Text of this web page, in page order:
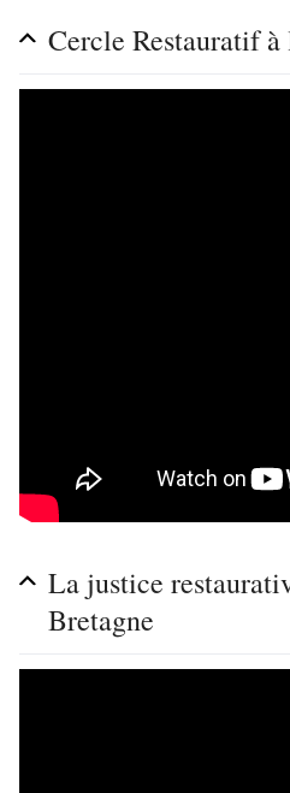
Cercle Restauratif à
La justice
Bretagne